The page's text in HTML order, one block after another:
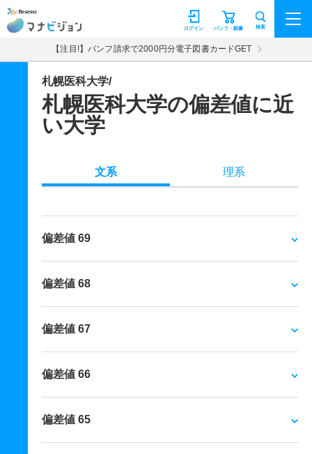
マナビジョン パンフ・願書
ログイン 検索
【注目!】パンフ請求で2000円分電子図書カードGET
札幌医科大学/
札幌医科大学の偏差値に近
い大学
文系 理系
偏差値 69
偏差値 68
偏差値 67
偏差値 66
偏差値 65